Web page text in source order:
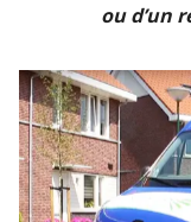
ou d’un